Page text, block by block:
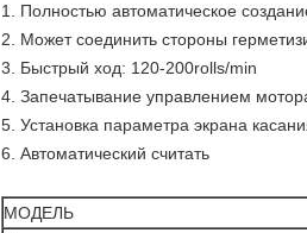
1. Полностью автоматическое
2. Может соединить стороны
3. Быстрый ход: 120-200rolls/min
4. Запечатывание управлением
5. Установка параметра экрана
6. Автоматический считать
МОДЕЛЬ